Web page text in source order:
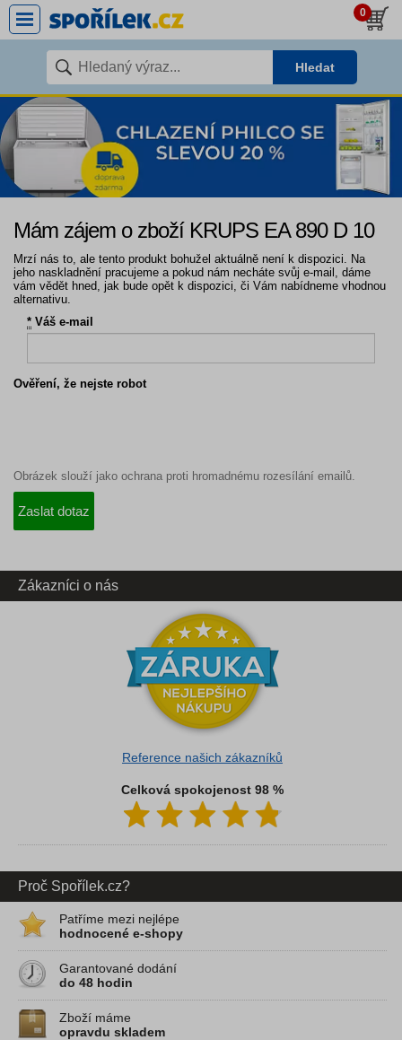
0
Hledat
Mám zájem o zboží KRUPS EA 890 D 10
Mrzí nás to, ale tento produkt bohužel aktuálně není k dispozici. Na
jeho naskladnění pracujeme a pokud nám necháte svůj e-mail, dáme
vám vědět hned, jak bude opět k dispozici, či Vám nabídneme vhodnou
alternativu.
* Váš e-mail
Ověření, že nejste robot
Obrázek slouží jako ochrana proti hromadnému rozesílání emailů.
Zákazníci o nás
Reference našich zákazníků
Celková spokojenost 98 %
Proč Spořílek.cz?
Patříme mezi nejlépe
hodnocené e-shopy
Garantované dodání
do 48 hodin
Zboží máme
opravdu skladem